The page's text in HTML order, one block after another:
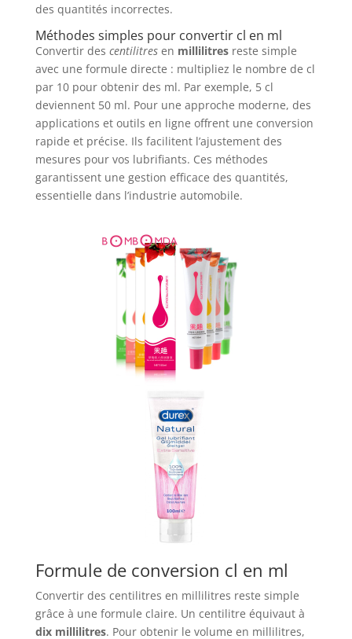
des quantités incorrectes.
Méthodes simples pour convertir cl en ml
Convertir des centilitresen millilitresreste simple
avec une formule directe : multipliez le nombre de cl
par 10 pour obtenir des ml. Par exemple, 5 cl
deviennent 50 ml. Pour une approche moderne, des
applications et outils en ligne offrent une conversion
rapide et précise. Ils facilitent l’ajustement des
mesures pour vos lubrifiants. Ces méthodes
garantissent une gestion efficace des quantités,
essentielle dans l’industrie automobile.
Formule de conversion cl en ml
Convertir des centilitres en millilitres reste simple
grâce à une formule claire. Un centilitre équivaut à
dix millilitres. Pour obtenir le volume en millilitres,